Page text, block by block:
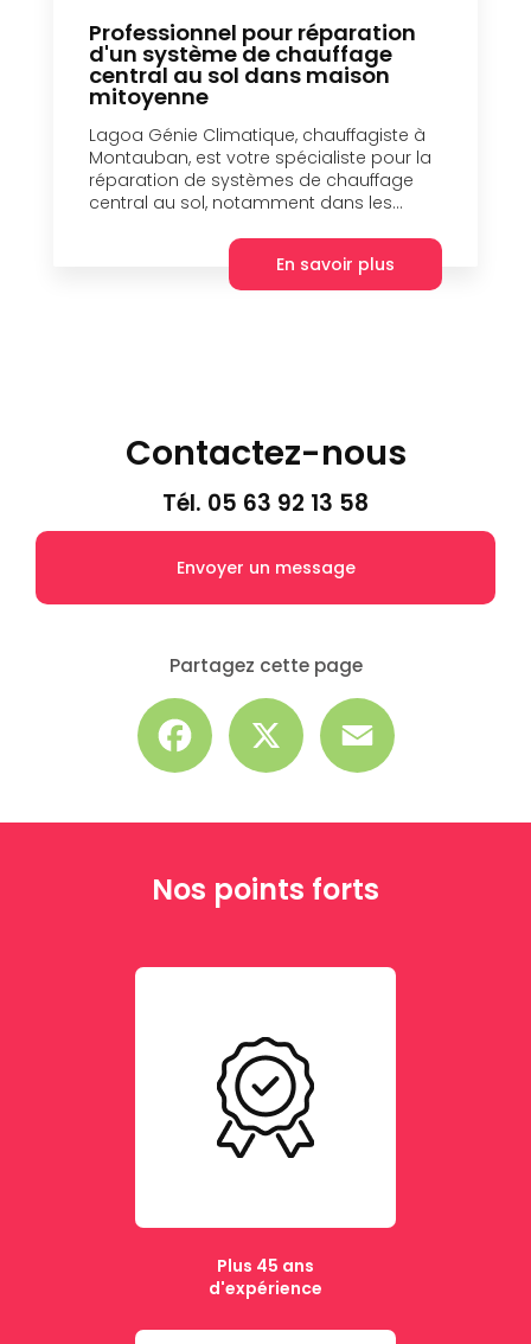
Professionnel pour réparation
d'un système de chauffage
central au sol dans maison
mitoyenne
Lagoa Génie Climatique, chauffagiste à
Montauban, est votre spécialiste pour la
réparation de systèmes de chauffage
central au sol, notamment dans les...
En savoir plus
Contactez-nous
Tél. 05 63 92 13 58
Envoyer un message
Partagez cette page
Facebook
Nos points forts
Plus 45 ans
d'expérience